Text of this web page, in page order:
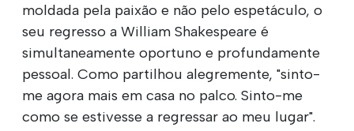
moldada pela paixão e não pelo espetáculo, o
seu regresso a William Shakespeare é
simultaneamente oportuno e profundamente
pessoal. Como partilhou alegremente, "sinto-
me agora mais em casa no palco. Sinto-me
como se estivesse a regressar ao meu lugar".